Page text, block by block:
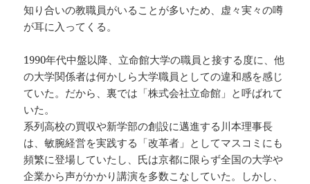
知り合いの教職員がいることが多いため、虚々実々の噂
が耳に入ってくる。
1990年代中盤以降、立命館大学の職員と接する度に、他
の大学関係者は何かしら大学職員としての違和感を感じ
ていた。だから、裏では「株式会社立命館」と呼ばれて
いた。
系列高校の買収や新学部の創設に邁進する川本理事長
は、敏腕経営を実践する「改革者」としてマスコミにも
頻繁に登場していたし、氏は京都に限らず全国の大学や
企業から声がかかり講演を多数こなしていた。しかし、